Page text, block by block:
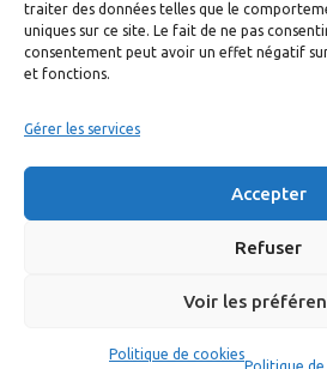
traiter des données telles que le
uniques sur ce site. Le fait de ne pas
consentement peut avoir un effet négatif
et fonctions.
Gérer les services
Accepter
Refuser
Voir les
Politique de cookies
Formulaire de contact
Gambs TV
Mentions légales